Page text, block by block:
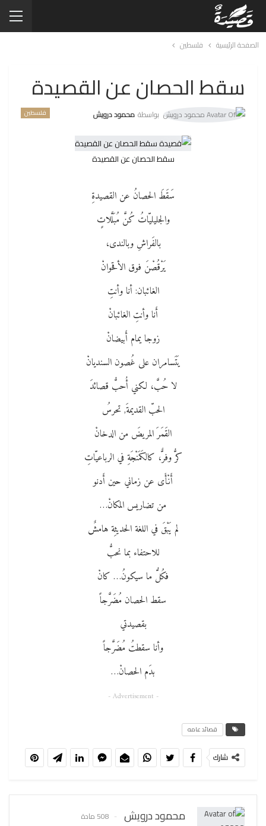
الصفحة الرئيسية فلسطين
سقط الحصان عن القصيدة
فلسطين بواسطة محمود درويش
سقط الحصان عن القصيدة
سَقَطَ الحصانُ عن القصيدةِ
والجليليّاتُ كُنَّ مُبَلَّلاتٍ
بالفَراشِ وبالندى،
يَرْقُصْنَ فوق الأقحوانْ
الغائبان: أنا وأنتِ
أَنا وأنتِ الغائبانْ
زوجا يمام أَبيضانْ
يَتَسامران على غُصون السنديانْ
لا حُبَّ، لكني أُحبُّ قصائدَ
الحبّ القديمةَ, تحرسُ
القَمَرَ المريضَ من الدخانْ
كرُّ وفرٌّ، كالكَمَنْجَةِ في الرباعيّاتِ
أَنْأَى عن زماني حين أَدنو
من تضاريس المكانْ…
لم يَبْقَ في اللغة الحديثِة هامشٌ
للاحتفاء بما نحبُّ
فكُلُّ ما سيكونُ… كانْ
سقط الحصان مُضَرَّجاً
بقصيدتي
وأنا سقطتُ مُضَرَّجاً
بدَم الحصانْ…
- Advertisement -
قصائد عامه
شارك
محمود درويش 508 مادة